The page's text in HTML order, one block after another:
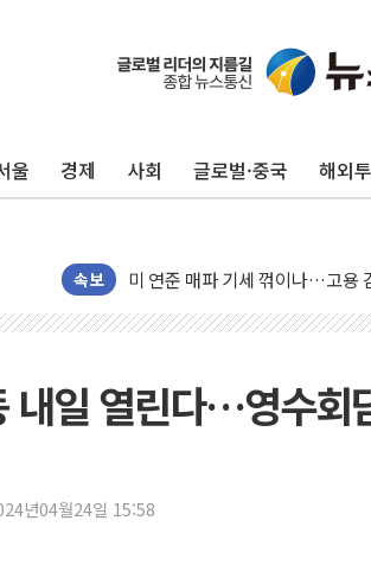
울 경제 사회 글로벌·중국 해외
속보
민주, 오늘 제주·인천 경선 결과
한상협, 업계 개인정보 보안 새
트럼프, 쿡 연준 이사 해임 재추
유럽증시, 美 고용 예상 밖 부진
[종합] 이슬람 수니파 3국, '공동
트럼프, 백신·자폐증 행정명령
이란 핵심 원유 수출항 '하르그
美 고용 쇼크에 엔화 장중 급등…
[사진] 이슬람 수니파 3개국, 공
내일 열린다…영수회
년04월24일 15:58